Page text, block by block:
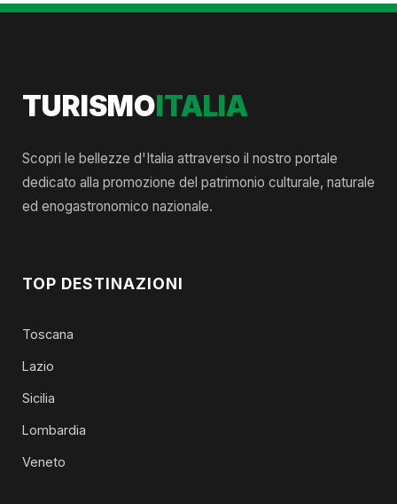
TURISMOITALIA
Scopri le bellezze d'Italia attraverso il nostro portale
dedicato alla promozione del patrimonio culturale, naturale
ed enogastronomico nazionale.
TOP DESTINAZIONI
Toscana
Lazio
Sicilia
Lombardia
Veneto